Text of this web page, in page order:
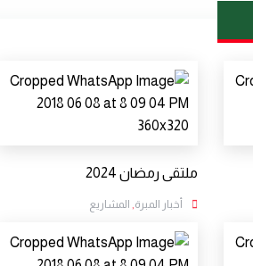
ملتقى رمضان 2024
أخبار المبرة, المشاريع